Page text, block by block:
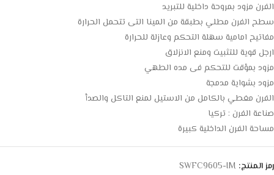
الفرن مزود بمروحة داخلية للتبريد
سطح الفرن مطلي بطبقة من المينا التى تتحمل الحرارة
مفاتيح امامية سهلة التحكم وعازلة للحرارة
ارجل قوية للتثبيت ومنع الانزلاق
مزود بمؤقت للتحكم فى مده الطهي
مزود بشواية مدمجة
الفرن مغطي بالكامل من الاستيل لمنع التاكل والصدأ
صناعة الفرن : تركيا
مساحة الفرن الداخلية كبيرة
رمز المنتج: SWFC9605-IM